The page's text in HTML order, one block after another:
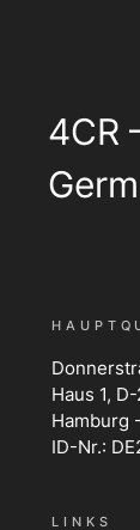
4CR
Haus 1,
Hamburg
ID-Nr.:
LINKS